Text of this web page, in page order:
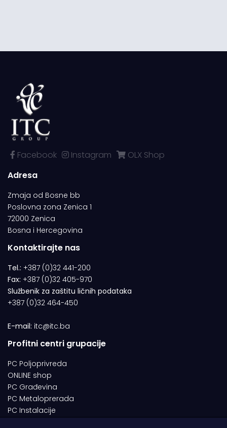
Facebook Instagram
OLX Shop
Adresa
Zmaja od Bosne bb
Poslovna zona Zenica 1
72000 Zenica
Bosna i Hercegovina
Kontaktirajte nas
Tel.: +387 (0)32 441-200
Fax: +387 (0)32 405-970
Službenik za zaštitu ličnih podataka
+387 (0)32 464-450
E-mail: itc@itc.ba
Profitni centri grupacije
PC Poljoprivreda
ONLINE shop
PC Građevina
PC Metaloprerada
PC Instalacije